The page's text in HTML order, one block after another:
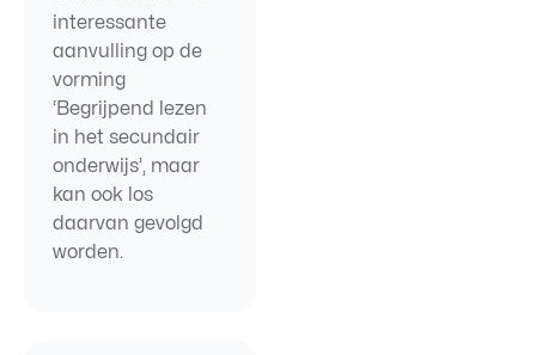
interessante
aanvulling op de
vorming
‘Begrijpend lezen
in het secundair
onderwijs’, maar
kan ook los
daarvan gevolgd
worden.